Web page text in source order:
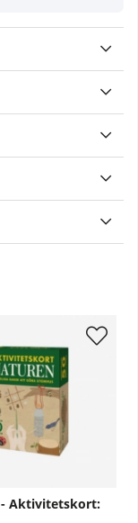
0
Aktivitetskort: